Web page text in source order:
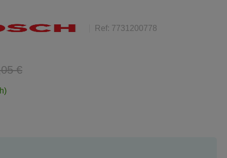
Ref: 7731200778
€